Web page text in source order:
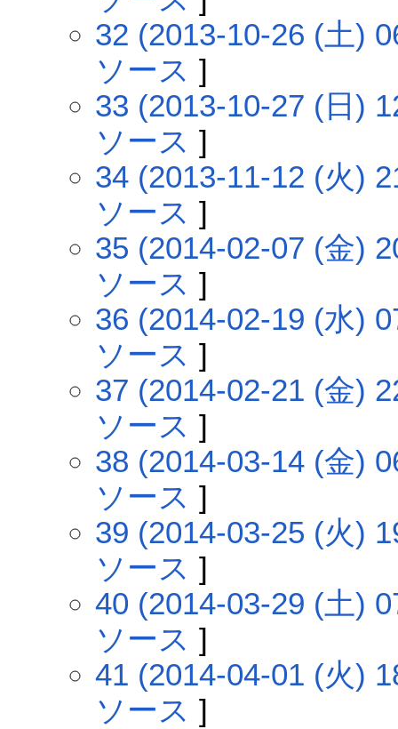
32 (2013-10-26 (土)
ソース ]
33 (2013-10-27 (日)
ソース ]
34 (2013-11-12 (火)
ソース ]
35 (2014-02-07 (金)
ソース ]
36 (2014-02-19 (水)
ソース ]
37 (2014-02-21 (金)
ソース ]
38 (2014-03-14 (金)
ソース ]
39 (2014-03-25 (火)
ソース ]
40 (2014-03-29 (土)
ソース ]
41 (2014-04-01 (火)
ソース ]